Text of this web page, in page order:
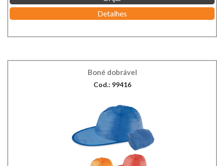
Detalhes
Boné dobrável
Cod.: 99416